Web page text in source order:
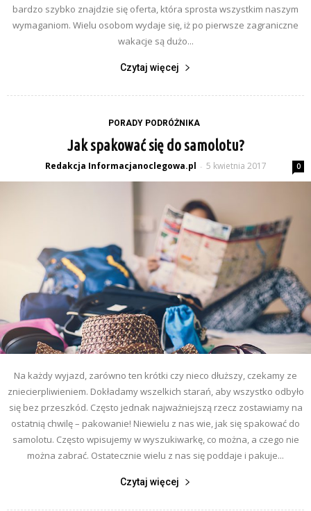
bardzo szybko znajdzie się oferta, która sprosta wszystkim naszym
wymaganiom. Wielu osobom wydaje się, iż po pierwsze zagraniczne
wakacje są dużo...
Czytaj więcej
PORADY PODRÓŻNIKA
Jak spakować się do samolotu?
Redakcja Informacjanoclegowa.pl - 5 kwietnia 2017 0
Na każdy wyjazd, zarówno ten krótki czy nieco dłuższy, czekamy ze
zniecierpliwieniem. Dokładamy wszelkich starań, aby wszystko odbyło
się bez przeszkód. Często jednak najważniejszą rzecz zostawiamy na
ostatnią chwilę – pakowanie! Niewielu z nas wie, jak się spakować do
samolotu. Często wpisujemy w wyszukiwarkę, co można, a czego nie
można zabrać. Ostatecznie wielu z nas się poddaje i pakuje...
Czytaj więcej